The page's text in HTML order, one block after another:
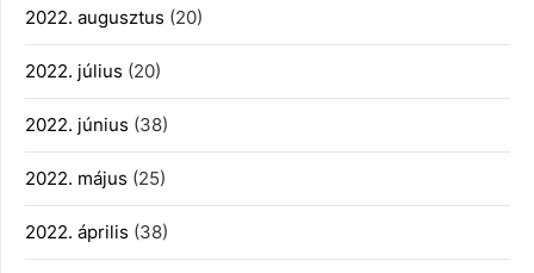
2022. augusztus (20)
2022. július (20)
2022. június (38)
2022. május (25)
2022. április (38)